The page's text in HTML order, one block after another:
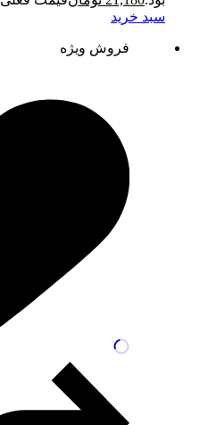
سبد خرید
فروش ویژه